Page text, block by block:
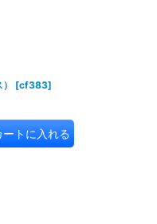
[cf383]
ートに入れる